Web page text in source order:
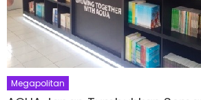
Megapolitan